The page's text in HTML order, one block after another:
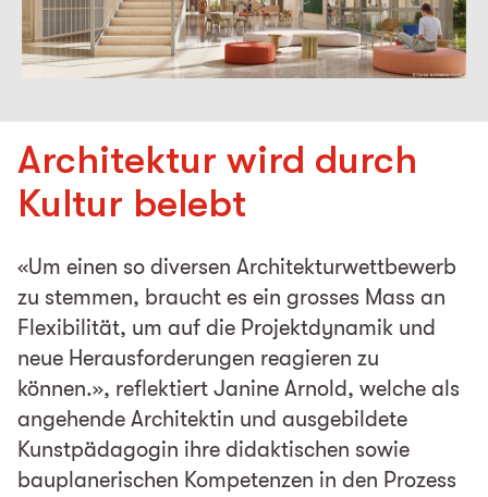
Architektur wird durch
Kultur belebt
«Um einen so diversen Architekturwettbewerb
zu stemmen, braucht es ein grosses Mass an
Flexibilität, um auf die Projektdynamik und
neue Herausforderungen reagieren zu
können.», reflektiert Janine Arnold, welche als
angehende Architektin und ausgebildete
Kunstpädagogin ihre didaktischen sowie
bauplanerischen Kompetenzen in den Prozess